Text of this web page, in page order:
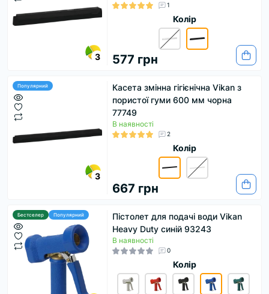
3
1
Колір
577 грн
Популярний
3
Касета змінна гігієнічна Vikan з
пористої гуми 600 мм чорна
77749
В наявності
2
Колір
667 грн
Бестселер Популярний
Пістолет для подачі води Vikan
Heavy Duty синій 93243
В наявності
0
Колір